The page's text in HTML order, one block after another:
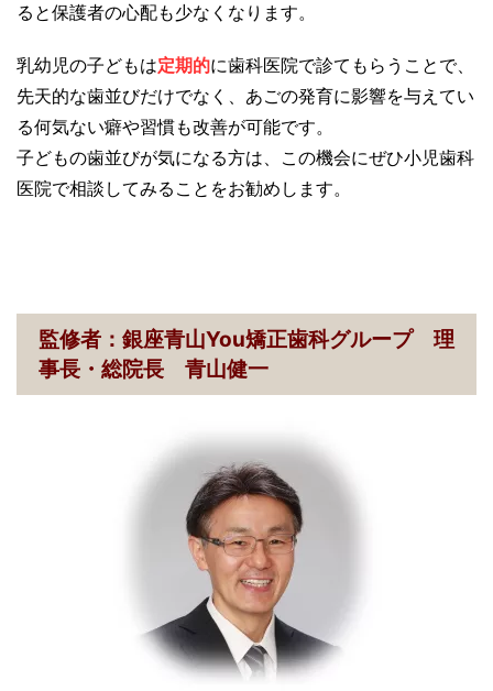
ると保護者の心配も少なくなります。
乳幼児の子どもは定期的に歯科医院で診てもらうことで、
先天的な歯並びだけでなく、あごの発育に影響を与えてい
る何気ない癖や習慣も改善が可能です。
子どもの歯並びが気になる方は、この機会にぜひ小児歯科
医院で相談してみることをお勧めします。
監修者：銀座青山You矯正歯科グループ 理
事長・総院長 青山健一